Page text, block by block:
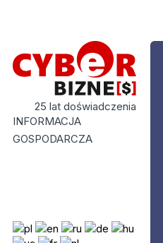
25 lat doświadczenia
INFORMACJA
GOSPODARCZA